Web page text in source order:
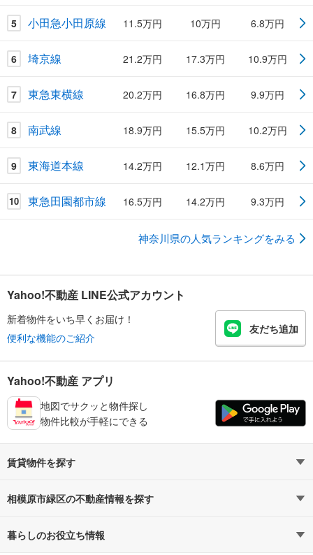
5 小田急小田原線 11.5万円 10万円 6.8万円
6 埼京線 21.2万円 17.3万円 10.9万円
7 東急東横線 20.2万円 16.8万円 9.9万円
8 南武線 18.9万円 15.5万円 10.2万円
9 東海道本線 14.2万円 12.1万円 8.6万円
10 東急田園都市線 16.5万円 14.2万円 9.3万円
神奈川県の人気ランキングをみる
Yahoo!不動産 LINE公式アカウント
新着物件をいち早くお届け！
便利な機能のご紹介
友だち追加
Yahoo!不動産 アプリ
地図でサクッと物件探し
物件比較が手軽にできる
賃貸物件を探す
路線・駅から探す
通勤時間から探す
相模原市緑区の不動産情報を探す
不動産・住宅
暮らしのお役立ち情報